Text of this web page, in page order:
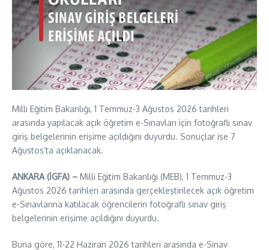
Milli Eğitim Bakanlığı, 1 Temmuz-3 Ağustos 2026 tarihleri
arasında yapılacak açık öğretim e-Sınavları için fotoğraflı sınav
giriş belgelerinin erişime açıldığını duyurdu. Sonuçlar ise 7
Ağustos’ta açıklanacak.
ANKARA (İGFA) – Milli Eğitim Bakanlığı (MEB), 1 Temmuz-3
Ağustos 2026 tarihleri arasında gerçekleştirilecek açık öğretim
e-Sınavlarına katılacak öğrencilerin fotoğraflı sınav giriş
belgelerinin erişime açıldığını duyurdu.
Buna göre, 11-22 Haziran 2026 tarihleri arasında e-Sınav